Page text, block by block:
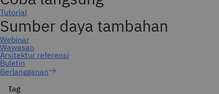
Berlangganan
Tag